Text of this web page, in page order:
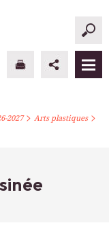
2027> Arts plastiques>